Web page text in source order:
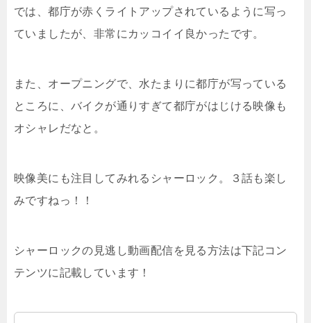
では、都庁が赤くライトアップされているように写っ
ていましたが、非常にカッコイイ良かったです。
また、オープニングで、水たまりに都庁が写っている
ところに、バイクが通りすぎて都庁がはじける映像も
オシャレだなと。
映像美にも注目してみれるシャーロック。３話も楽し
みですねっ！！
シャーロックの見逃し動画配信を見る方法は下記コン
テンツに記載しています！